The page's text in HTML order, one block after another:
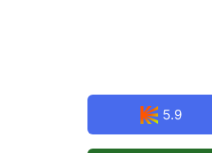
5.9